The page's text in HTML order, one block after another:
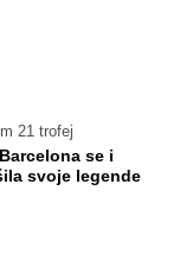
21 trofej
se i
svoje legende